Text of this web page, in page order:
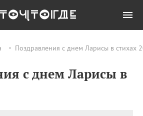
Поздравления с днем Ларисы в стихах
с днем Ларисы в
ПРАЗДНИКИ Все
09.08 День памяти жертв